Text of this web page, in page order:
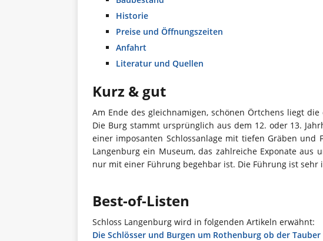
Historie
Preise und Öffnungszeiten
Anfahrt
Literatur und Quellen
Kurz & gut
Am Ende des gleichnamigen, schönen Örtchens liegt
Die Burg stammt ursprünglich aus dem 12. oder 13.
einer imposanten Schlossanlage mit tiefen Gräben und
Langenburg ein Museum, das zahlreiche Exponate aus
nur mit einer Führung begehbar ist. Die Führung ist sehr
Best-of-Listen
Schloss Langenburg wird in folgenden Artikeln erwähnt:
Die Schlösser und Burgen um Rothenburg ob der Tauber